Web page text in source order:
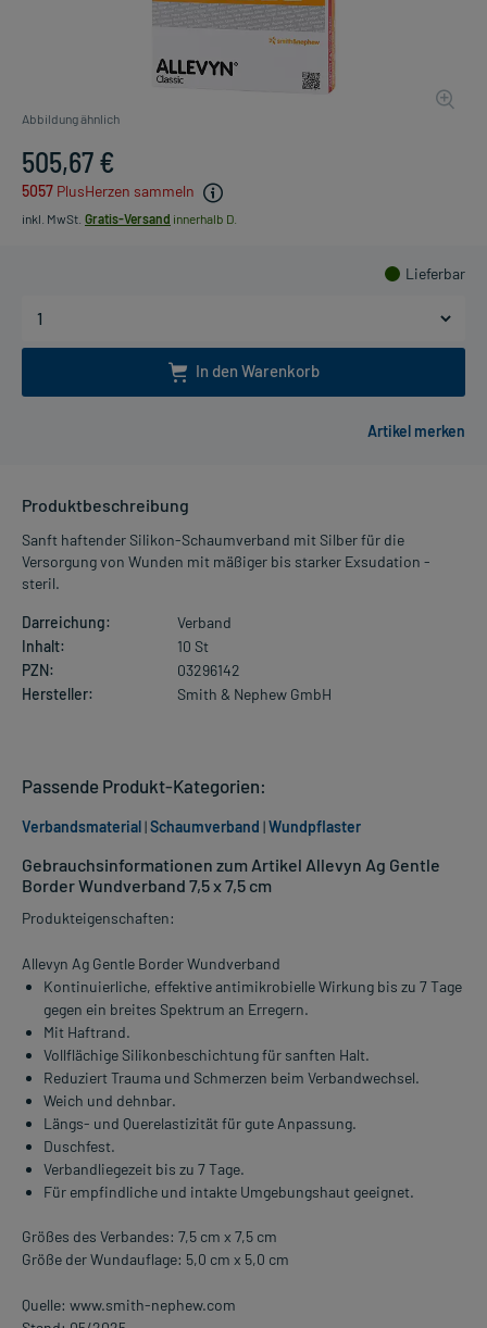
Abbildung ähnlich
505,67 €
5057 PlusHerzen sammeln
inkl. MwSt. Gratis-Versand innerhalb D.
Lieferbar
In den Warenkorb
Produktbeschreibung
Sanft haftender Silikon-Schaumverband mit Silber für die
Versorgung von Wunden mit mäßiger bis starker Exsudation -
steril.
Darreichung:
Verband
Inhalt:
10 St
PZN:
03296142
Hersteller:
Smith & Nephew GmbH
Gebrauchsinformationen zum Artikel Allevyn Ag Gentle
Border Wundverband 7,5 x 7,5 cm
Produkteigenschaften:
Allevyn Ag Gentle Border Wundverband
Kontinuierliche, effektive antimikrobielle Wirkung bis zu 7 Tage
gegen ein breites Spektrum an Erregern.
Mit Haftrand.
Vollflächige Silikonbeschichtung für sanften Halt.
Reduziert Trauma und Schmerzen beim Verbandwechsel.
Weich und dehnbar.
Längs- und Querelastizität für gute Anpassung.
Duschfest.
Verbandliegezeit bis zu 7 Tage.
Für empfindliche und intakte Umgebungshaut geeignet.
Größes des Verbandes: 7,5 cm x 7,5 cm
Größe der Wundauflage: 5,0 cm x 5,0 cm
Quelle: www.smith-nephew.com
Passende Produkt-Kategorien:
Verbandsmaterial|Schaumverband |Wundpflaster